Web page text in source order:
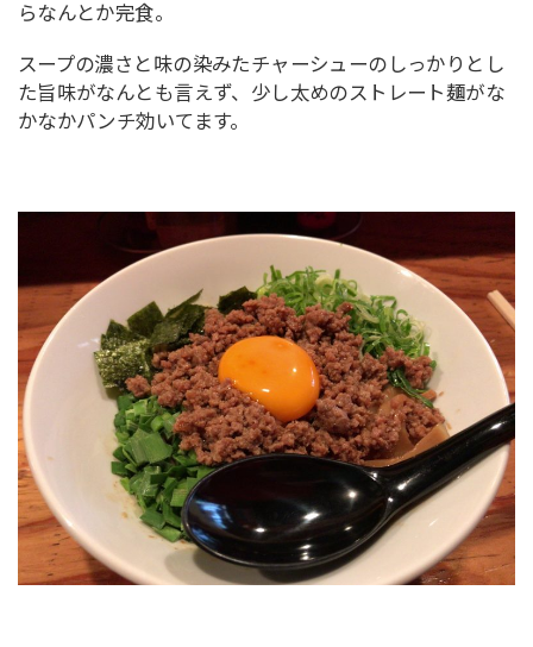
らなんとか完食。
スープの濃さと味の染みたチャーシューのしっかりとし
た旨味がなんとも言えず、少し太めのストレート麺がな
かなかパンチ効いてます。